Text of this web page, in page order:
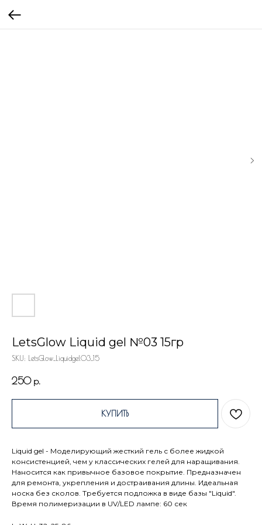
LetsGlow Liquid gel №03 15гр
SKU: LetsGlow_Liquidgel03_15
250 р.
КУПИТЬ
Liquid gel - Моделирующий жесткий гель с более жидкой
консистенцией, чем у классических гелей для наращивания.
Наносится как привычное базовое покрытие. Предназначен
для ремонта, укрепления и достраивания длины. Идеальная
носка без сколов. Требуется подложка в виде базы "Liquid".
Время полимеризации в UV/LED лампе: 60 сек